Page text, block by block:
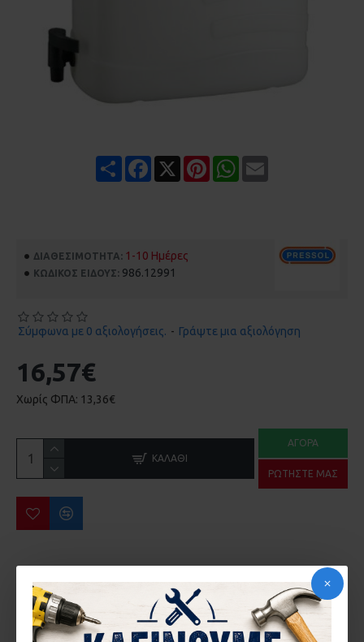
Share Facebook PinterestWhatsApp
ΔΙΑΘΕΣΙΜΌΤΗΤΑ: 1-10 Ημέρες
ΚΩΔΙΚΌΣ ΕΊΔΟΥΣ: 986.12991
Σύμφωνα με 0 αξιολογήσεις. - Γράψτε μια αξιολόγηση
16,57€
Χωρίς ΦΠΑ: 13,36€
ΚΑΛΆΘΙ
ΑΓΟΡΆ
ΡΩΤΉΣΤΕ ΜΑΣ
MΠΙΤΟΝΙ ΝΕΡΟΥ ΜΕ ΚΑΝΟΥΛΑ ΠΛΑΣΤ.15L PRESSOL
19,45€ 24,11€